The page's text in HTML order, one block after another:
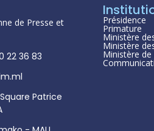
de Presse et
22 36 83
Patrice
Présidence
Primature
Ministère
Ministère
Ministère